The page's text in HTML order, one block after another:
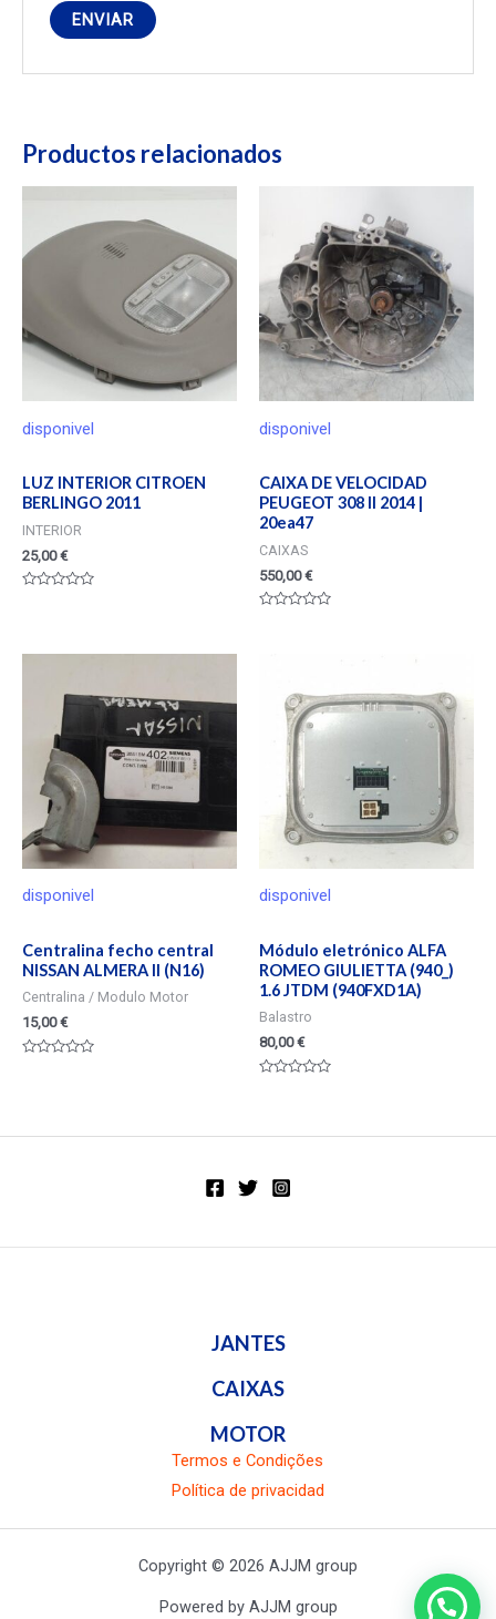
Productos relacionados
disponivel
LUZ INTERIOR CITROEN
BERLINGO 2011
INTERIOR
25,00€
5
disponivel
CAIXA DE VELOCIDAD
PEUGEOT 308 II 2014 |
20ea47
CAIXAS
550,00€
disponivel
Centralina fecho central
NISSAN ALMERA II (N16)
Centralina / Modulo Motor
15,00€
disponivel
Módulo eletrónico ALFA
ROMEO GIULIETTA (940_)
1.6 JTDM (940FXD1A)
Balastro
80,00€
5
JANTES
CAIXAS
MOTOR
Termos e Condições
Política de privacidad
Copyright © 2026 AJJM group
Powered by AJJM group